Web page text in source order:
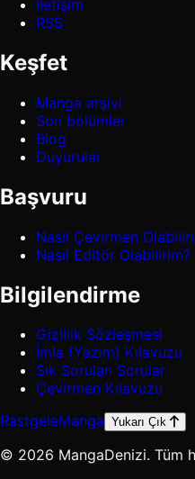
İletişim
RSS
Keşfet
Manga arşivi
Son bölümler
Blog
Duyurular
Başvuru
Nasıl Çevirmen
Nasıl Editör Olabilirim?
Bilgilendirme
Gizlilik Sözleşmesi
İmla (Yazım) Kılavuzu
Sık Sorulan Sorular
Çevirmen Kılavuzu
RastgeleManga Yukarı Çık
© 2026 MangaDenizi. Tüm